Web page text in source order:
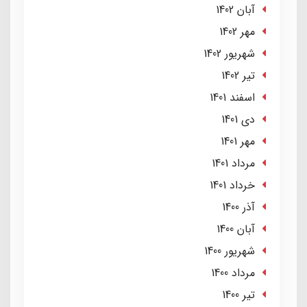
آبان 1402
مهر 1402
شهریور 1402
تير 1402
اسفند 1401
دی 1401
مهر 1401
مرداد 1401
خرداد 1401
آذر 1400
آبان 1400
شهریور 1400
مرداد 1400
تير 1400